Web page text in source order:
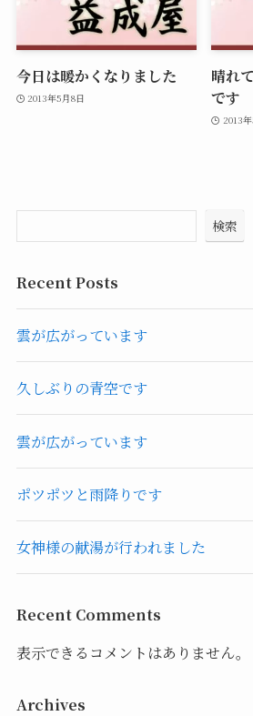
今日は暖かくなりました
2013年5月8日
晴れ
です
2013
検索
Recent Posts
雲が広がっています
久しぶりの青空です
雲が広がっています
ポツポツと雨降りです
女神様の献湯が行われました
Recent Comments
表示できるコメントはありません。
Archives